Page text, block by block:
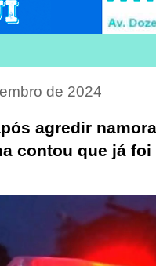
de 2024
agredir
contou que já